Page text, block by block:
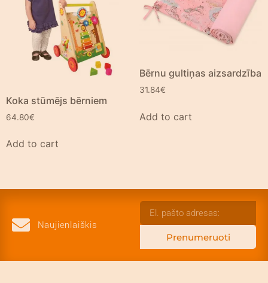
Koka stūmējs bērniem
64.80€
Add to cart
Bērnu gultiņas aizsardzība
31.84€
Add to cart
Naujienlaiškis
Prenumeruoti